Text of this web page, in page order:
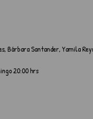
Bárbara Santander, Yamila
20:00 hrs